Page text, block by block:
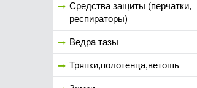
Средства защиты (перчатки,
респираторы)
Ведра тазы
Тряпки,полотенца,ветошь